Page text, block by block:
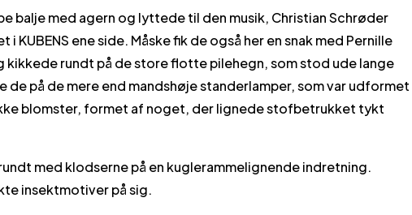
balje med agern og lyttede til den musik, Christian Schrøder
i KUBENS ene side. Måske fik de også her en snak med Pernille
kikkede rundt på de store flotte pilehegn, som stod ude lange
de på de mere end mandshøje standerlamper, som var udformet
blomster, formet af noget, der lignede stofbetrukket tykt
med klodserne på en kuglerammelignende indretning.
insektmotiver på sig.